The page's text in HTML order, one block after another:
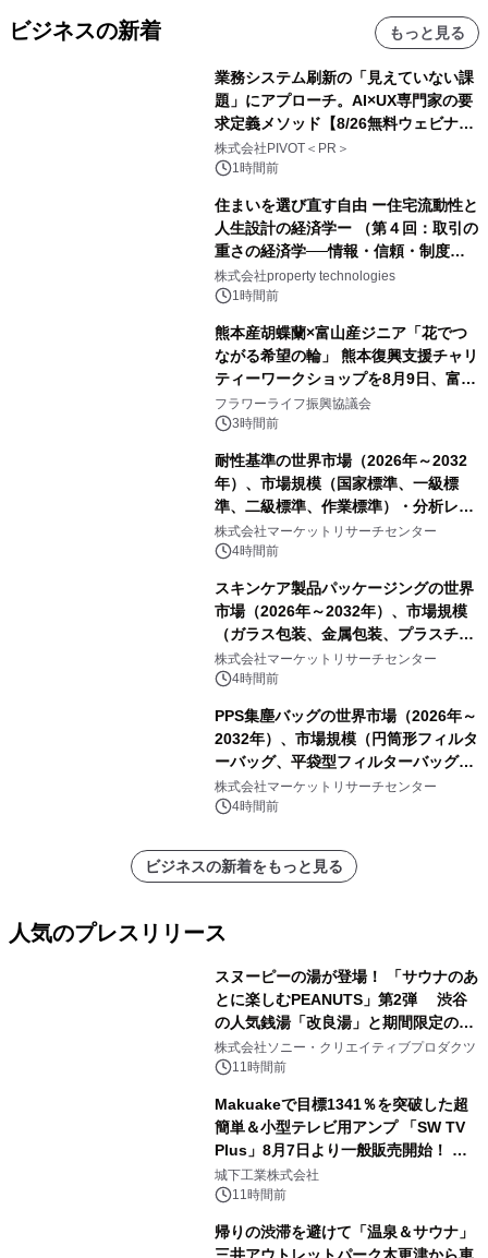
ビジネスの新着 もっと見る
業務システム刷新の「見えていない課
題」にアプローチ。AI×UX専門家の要
求定義メソッド【8/26無料ウェビナ
ー】株式会社PIVOT
株式会社PIVOT＜PR＞
1時間前
住まいを選び直す自由 ー住宅流動性と
人生設計の経済学ー （第４回：取引の
重さの経済学──情報・信頼・制度を
PropTechはどう組み替えるか）｜
PropTech-Lab
株式会社property technologies
1時間前
熊本産胡蝶蘭×富山産ジニア「花でつ
ながる希望の輪」 熊本復興支援チャリ
ティーワークショップを8月9日、富
山・射水で開催
フラワーライフ振興協議会
3時間前
耐性基準の世界市場（2026年～2032
年）、市場規模（国家標準、一級標
準、二級標準、作業標準）・分析レポ
ートを発表
株式会社マーケットリサーチセンター
4時間前
スキンケア製品パッケージングの世界
市場（2026年～2032年）、市場規模
（ガラス包装、金属包装、プラスチッ
ク包装、その他）・分析レポートを発
表
株式会社マーケットリサーチセンター
4時間前
PPS集塵バッグの世界市場（2026年～
2032年）、市場規模（円筒形フィルタ
ーバッグ、平袋型フィルターバッグ、
プリーツフィルターバッグ、その
他）・分析レポートを発表
株式会社マーケットリサーチセンター
4時間前
ビジネスの新着をもっと見る
人気のプレスリリース
スヌーピーの湯が登場！ 「サウナのあ
とに楽しむPEANUTS」第2弾 渋谷
の人気銭湯「改良湯」と期間限定のコ
ラボレーション サウナイキタイコラ
ボグッズも発売決定！
株式会社ソニー・クリエイティブプロダクツ
11時間前
Makuakeで目標1341％を突破した超
簡単＆小型テレビ用アンプ 「SW TV
Plus」8月7日より一般販売開始！ ケ
ーブル1本つなぐだけ、テレビの音が
ぐっと豊かに
城下工業株式会社
11時間前
帰りの渋滞を避けて「温泉＆サウナ」